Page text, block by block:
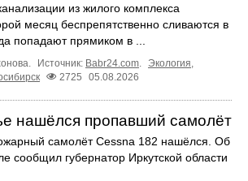
из жилого комплекса
месяц беспрепятственно сливаются в
попадают прямиком в ...
Источник: Babr24.com Экология
2725 05.08.2026
нашёлся пропавший самолёт
самолёт Cessna 182 нашёлся. Об
сообщил губернатор Иркутской области